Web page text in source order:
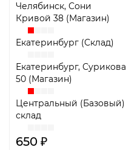
Челябинск, Сони
Кривой 38 (Магазин)
Екатеринбург (Склад)
Екатеринбург, Сурикова
50 (Магазин)
Центральный (Базовый)
склад
650 ₽